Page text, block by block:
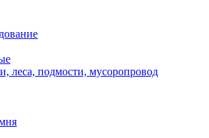
леса, подмости, мусоропровод